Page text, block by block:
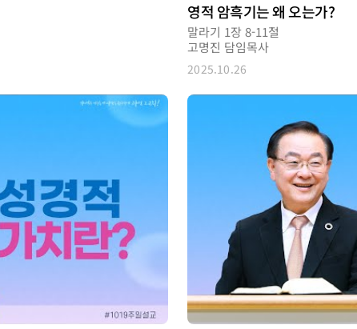
영적 암흑기는 왜 오는가?
말라기 1장 8-11절
고명진 담임목사
2025.10.26